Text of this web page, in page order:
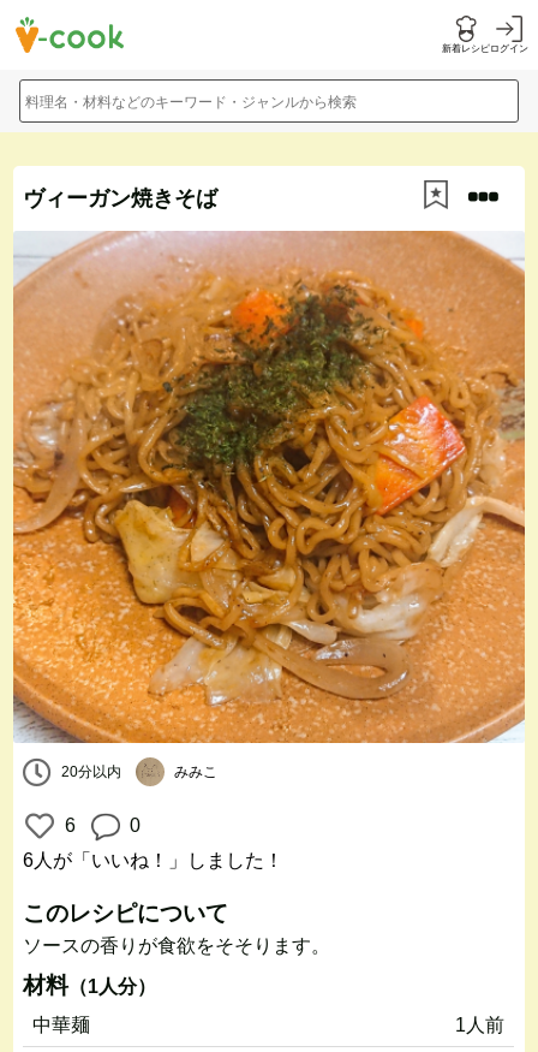
新着レシピログイン
料理名・材料などのキーワード・ジャンルから検索
ヴィーガン焼きそば
20分以内 みみこ
6
0
6人 が「いいね！」しました！
このレシピについて
ソースの香りが食欲をそそります。
材料（1人分）
中華麺
1人前